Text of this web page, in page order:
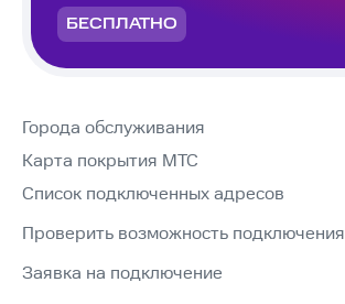
БЕСПЛАТНО
Города обслуживания
Карта покрытия МТС
Список подключенных адресов
Проверить возможность подключения
Заявка на подключение